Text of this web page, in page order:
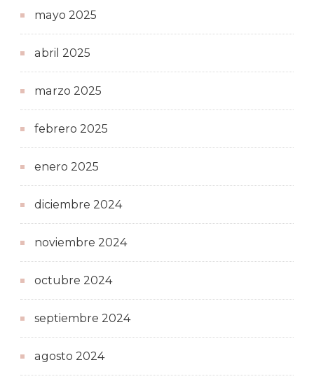
mayo 2025
abril 2025
marzo 2025
febrero 2025
enero 2025
diciembre 2024
noviembre 2024
octubre 2024
septiembre 2024
agosto 2024